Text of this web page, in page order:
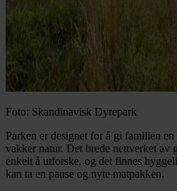
Foto: Skandinavisk Dyrepark
Parken er designet for å gi familien
vakker natur. Det brede nettverket av
enkelt å utforske, og det finnes
kan ta en pause og nyte matpakken.